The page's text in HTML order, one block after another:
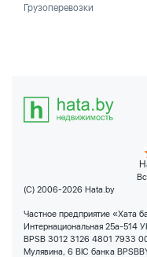
Грузоперевозки
(C) 2006-2026 Hata.by
Частное предприятие «Хата
Интернациональная 25а-514
BPSB 3012 3126 4801 7933
Мулявина, 6 BIC банка